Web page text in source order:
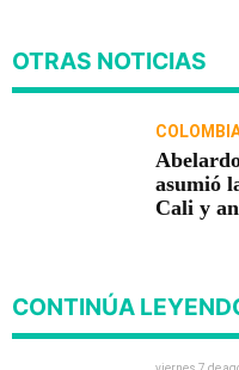
OTRAS NOTICIAS
asumió
Cali y
CONTINÚA